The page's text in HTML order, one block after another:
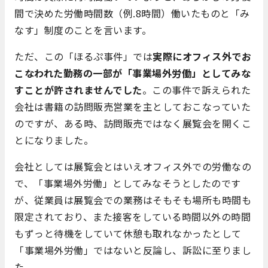
間で決めた労働時間数（例.8時間）働いたものと「み
なす」制度のことを言います。
ただ、この「ほるぷ事件」では実際にオフィス外でお
こなわれた勤務の一部が「事業場外労働」としてみな
すことが許されませんでした。この事件で訴えられた
会社は書籍の訪問販売営業を主としておこなっていた
のですが、ある時、訪問販売ではなく展覧会を開くこ
とになりました。
会社としては展覧会とはいえオフィス外での労働なの
で、「事業場外労働」としてみなそうとしたのです
が、従業員は展覧会での業務はそもそも場所も時間も
限定されており、また接客をしている時間以外の時間
もずっと待機をしていて休憩も取れなかったとして
「事業場外労働」ではないと反論し、訴訟に至りまし